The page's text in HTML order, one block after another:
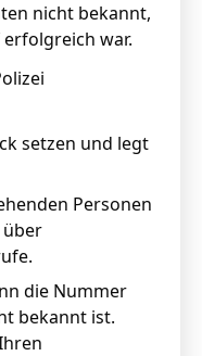
nicht bekannt,
war.
setzen und legt
Personen
über
die Nummer
bekannt ist.